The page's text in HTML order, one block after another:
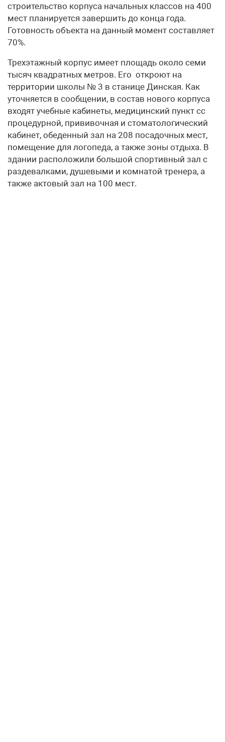
строительство корпуса начальных классов на 400
мест планируется завершить до конца года.
Готовность объекта на данный момент составляет
70%.
Трехэтажный корпус имеет площадь около семи
тысяч квадратных метров. Его откроют на
территории школы № 3 в станице Динская. Как
уточняется в сообщении, в состав нового корпуса
входят учебные кабинеты, медицинский пункт сс
процедурной, прививочная и стоматологический
кабинет, обеденный зал на 208 посадочных мест,
помещение для логопеда, а также зоны отдыха. В
здании расположили большой спортивный зал с
раздевалками, душевыми и комнатой тренера, а
также актовый зал на 100 мест.